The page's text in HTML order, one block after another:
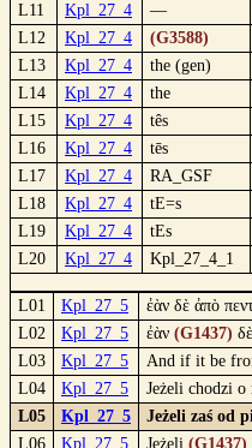
L11
Kpl_27_4 —
L12
Kpl_27_4 (G3588)
L13
Kpl_27_4 the (gen)
L14
Kpl_27_4 the
L15
Kpl_27_4 tês
L16
Kpl_27_4 tēs
L17
Kpl_27_4 RA_GSF
L18
Kpl_27_4 tE=s
L19
Kpl_27_4 tEs
L20
Kpl_27_4 Kpl_27_4_1
L01 Kpl_27_5
ἐὰν δὲ ἀπὸ
L02
Kpl_27_5 ἐὰν (G1437) δὲ
L03
Kpl_27_5
And if it be
L04
Kpl_27_5
Jeżeli chodzi o
L05
Kpl_27_5
Jeżeli zaś od
L06
Kpl_27_5 Jeżeli (G1437)